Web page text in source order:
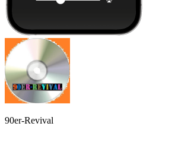
90er-Revival